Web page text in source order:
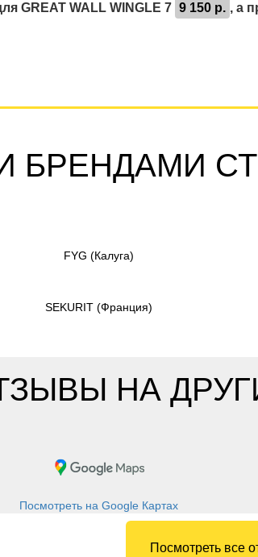
GREAT WALL WINGLE 7 9 150 р. , а
БРЕНДАМИ
FYG (Калуга)
SEKURIT (Франция)
НА
Посмотреть на Google Картах
Посмотреть все